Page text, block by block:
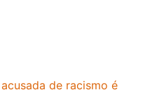
de racismo é